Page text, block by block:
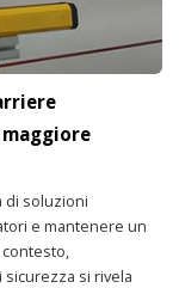
di soluzioni
e mantenere un
si rivela